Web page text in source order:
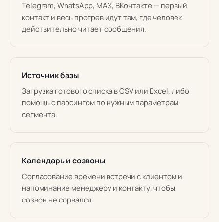
Telegram, WhatsApp, MAX, ВКонтакте — первый
контакт и весь прогрев идут там, где человек
действительно читает сообщения.
Источник базы
Загрузка готового списка в CSV или Excel, либо
помощь с парсингом по нужным параметрам
сегмента.
Календарь и созвоны
Согласование времени встречи с клиентом и
напоминание менеджеру и контакту, чтобы
созвон не сорвался.